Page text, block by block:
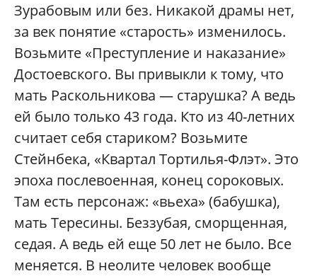
Зурабовым или без. Никакой драмы нет,
за век понятие «старость» изменилось.
Возьмите «Преступление и наказание»
Достоевского. Вы привыкли к тому, что
мать Раскольникова — старушка? А ведь
ей было только 43 года. Кто из 40-летних
считает себя стариком? Возьмите
Стейнбека, «Квартал Тортилья-Флэт». Это
эпоха послевоенная, конец сороковых.
Там есть персонаж: «вьеха» (бабушка),
мать Тересины. Беззубая, сморщенная,
седая. А ведь ей еще 50 лет не было. Все
меняется. В неолите человек вообще